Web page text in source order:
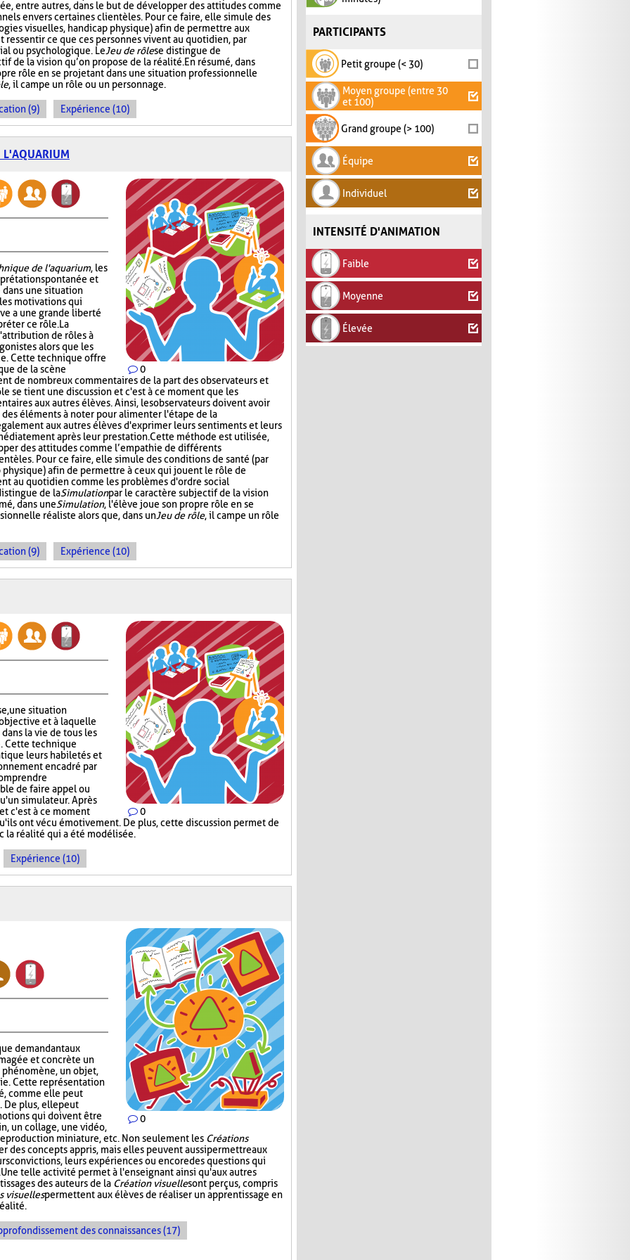
PARTICIPANTS
Petit groupe (< 30)
Moyen groupe (entre 30
et 100)
Grand groupe (> 100)
Équipe
Individuel
INTENSITÉ D'ANIMATION
Faible
Moyenne
Élevée
entre autres, dans le but de développer des attitudes comme
envers certaines clientèles. Pour ce faire, elle simule des
visuelles, handicap physique) afin de permettre aux
ressentir ce que ces personnes vivent au quotidien, par
ou psychologique. LeJeu de rôlese distingue de
de la vision qu’on propose de la réalité. En résumé, dans
rôle en se projetant dans une situation professionnelle
, il campe un rôle ou un personnage.
(9) Expérience (10)
L'AQUARIUM
0
de l'aquarium, les
spontanée et
une situation
motivations qui
a une grande liberté
ce rôle. La
de rôles à
alors que les
Cette technique offre
de la scène
de nombreux commentaires de la part des observateurs et
se tient une discussion et c'est à ce moment que les
aux autres élèves. Ainsi, les observateurs doivent avoir
éléments à noter pour alimenter l'étape de la
aux autres élèves d'exprimer leurs sentiments et leurs
après leur prestation. Cette méthode est utilisée,
des attitudes comme l’empathie de différents
Pour ce faire, elle simule des conditions de santé (par
afin de permettre à ceux qui jouent le rôle de
au quotidien comme les problèmes d'ordre social
de laSimulationpar le caractère subjectif de la vision
dans uneSimulation, l'élève joue son propre rôle en se
réaliste alors que, dans unJeu de rôle, il campe un rôle
(9) Expérience (10)
0
une situation
et à laquelle
la vie de tous les
Cette technique
leurs habiletés et
encadré par
de faire appel ou
simulateur. Après
c'est à ce moment
ont vécu émotivement. De plus, cette discussion permet de
la réalité qui a été modélisée.
Expérience (10)
0
demandant aux
et concrète un
un objet,
Cette représentation
comme elle peut
plus, elle peut
qui doivent être
un collage, une vidéo,
miniature, etc. Non seulement les Créations
des concepts appris, mais elles peuvent aussi permettre aux
convictions, leurs expériences ou encore des questions qui
telle activité permet à l'enseignant ainsi qu'aux autres
des auteurs de la Création visuellesont perçus, compris
visuellespermettent aux élèves de réaliser un apprentissage en
des connaissances (17)